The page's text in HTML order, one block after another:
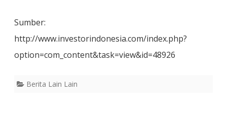
Sumber:
http://www.investorindonesia.com/index.php?
option=com_content&task=view&id=48926
Berita Lain Lain